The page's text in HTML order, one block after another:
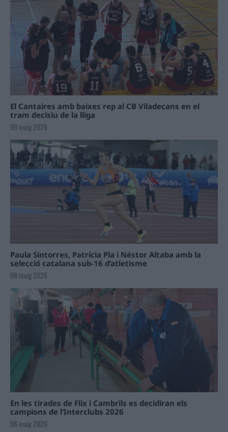
El Cantaires amb baixes rep al CB Viladecans en el
tram decisiu de la lliga
09 maig 2026
Paula Sintorres, Patrícia Pla i Néstor Altaba amb la
selecció catalana sub-16 d’atletisme
08 maig 2026
En les tirades de Flix i Cambrils es decidiran els
campions de l’Interclubs 2026
08 maig 2026